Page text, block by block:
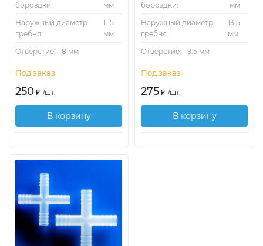
бороздки:
мм
Наружный диаметр
гребня:
11.5
мм
Отверстие:
8 мм
Под заказ
250 ₽ /шт.
В корзину
бороздки:
мм
Наружный диаметр
гребня:
13.5
мм
Отверстие:
9.5 мм
Под заказ
275 ₽ /шт.
В корзину